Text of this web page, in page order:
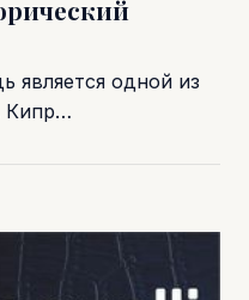
является одной из
Кипр…